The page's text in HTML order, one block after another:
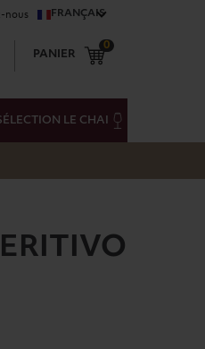
nous FRANÇAIS
PANIER
0
LE CHAI